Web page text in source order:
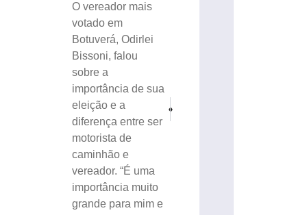
O vereador mais
votado em
Botuverá, Odirlei
Bissoni, falou
sobre a
importância de sua
eleição e a
diferença entre ser
motorista de
caminhão e
vereador. “É uma
importância muito
grande para mim e